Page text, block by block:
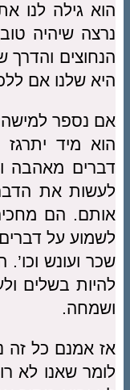
הוא גילה לנו
נרצה שיהיה
הנחוצים והדרך
היא שלנו אם
אם נספר
הוא מיד
דברים מאהבה
לעשות את
אותם. הם
לשמוע על דברים
שכר ועונש
להיות בשלים
ושמחה.
אז אמנם כל זה
לומר שאנו לא